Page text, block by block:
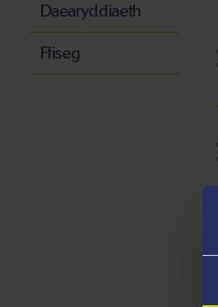
Daearyddiaeth
Ffiseg